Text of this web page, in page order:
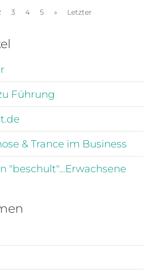
3 4 5 » Letzter
Führung
& Trance im Business
"beschult"...Erwachsene